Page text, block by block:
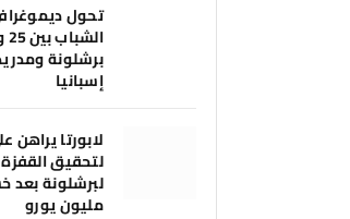
تحول
برشلونة
إسبانيا
لابورتا يراهن
لتحقيق
مليون يورو